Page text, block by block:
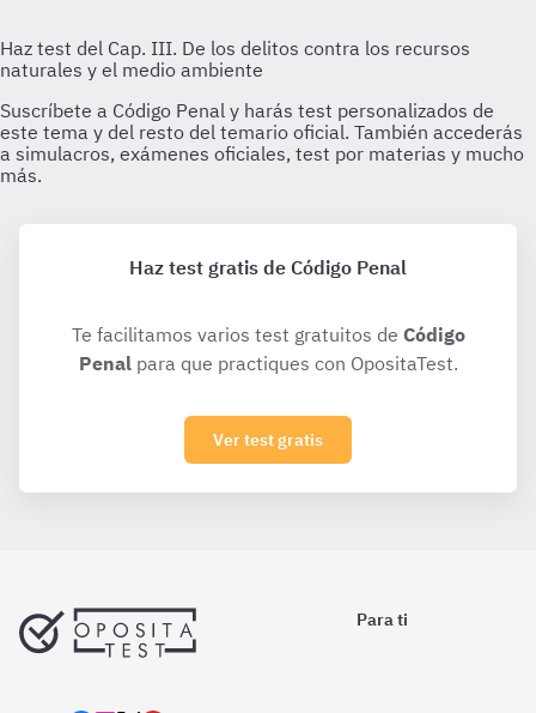
Haz test gratis de Código Penal
Te facilitamos varios test gratuitos de Código
Penalpara que practiques con OpositaTest.
Ver test gratis
Para ti